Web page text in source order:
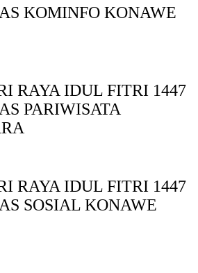
KOMINFO KONAWE
RAYA IDUL FITRI 1447
PARIWISATA
RAYA IDUL FITRI 1447
SOSIAL KONAWE